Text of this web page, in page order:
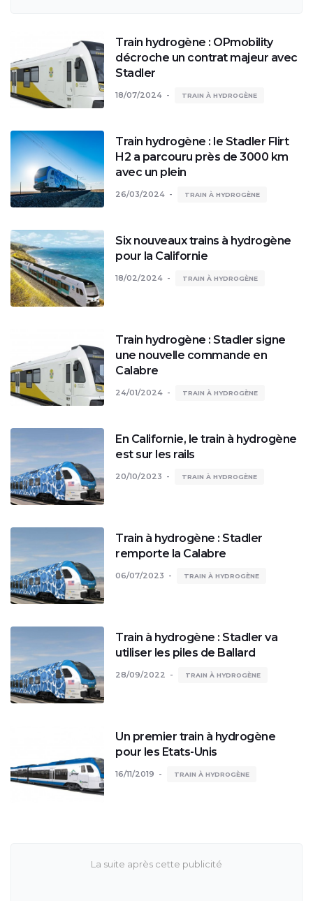
Train hydrogène : OPmobility
décroche un contrat majeur avec
Stadler
18/07/2024 TRAIN À HYDROGÈNE
Train hydrogène : le Stadler Flirt
H2 a parcouru près de 3000 km
avec un plein
26/03/2024 TRAIN À HYDROGÈNE
Six nouveaux trains à hydrogène
pour la Californie
18/02/2024 TRAIN À HYDROGÈNE
Train hydrogène : Stadler signe
une nouvelle commande en
Calabre
24/01/2024 TRAIN À HYDROGÈNE
En Californie, le train à hydrogène
est sur les rails
20/10/2023 TRAIN À HYDROGÈNE
Train à hydrogène : Stadler
remporte la Calabre
06/07/2023 TRAIN À HYDROGÈNE
Train à hydrogène : Stadler va
utiliser les piles de Ballard
28/09/2022 TRAIN À HYDROGÈNE
Un premier train à hydrogène
pour les Etats-Unis
16/11/2019 TRAIN À HYDROGÈNE